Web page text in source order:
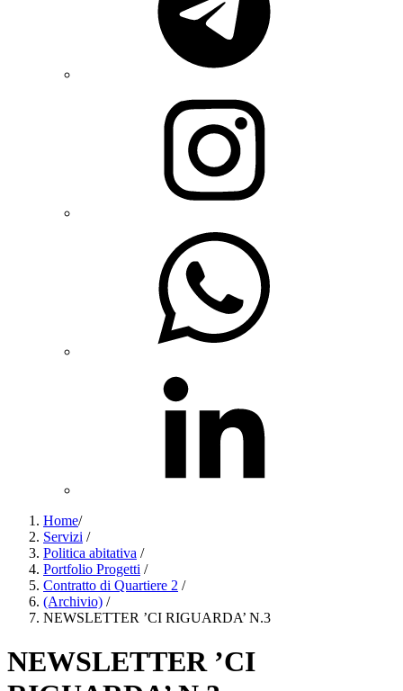
Home/
Servizi /
Politica abitativa /
Portfolio Progetti /
Contratto di Quartiere 2 /
(Archivio) /
NEWSLETTER ’CI RIGUARDA’ N.3
NEWSLETTER ’CI